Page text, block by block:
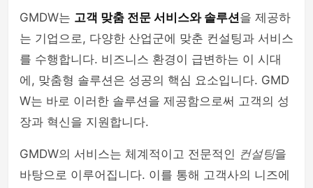
GMDW는 고객 맞춤 전문 서비스와 솔루션을 제공하
는 기업으로, 다양한 산업군에 맞춘 컨설팅과 서비스
를 수행합니다. 비즈니스 환경이 급변하는 이 시대
에, 맞춤형 솔루션은 성공의 핵심 요소입니다. GMD
W는 바로 이러한 솔루션을 제공함으로써 고객의 성
장과 혁신을 지원합니다.
GMDW의 서비스는 체계적이고 전문적인 컨설팅을
바탕으로 이루어집니다. 이를 통해 고객사의 니즈에